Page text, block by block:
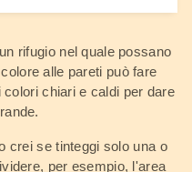
rifugio nel quale possano
alle pareti può fare
chiari e caldi per dare
crei se tinteggi solo una o
per esempio, l'area